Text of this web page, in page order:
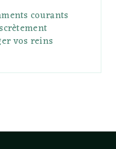
courants
vos reins